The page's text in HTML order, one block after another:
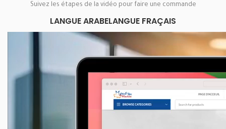
Suivez les étapes de la vidéo pour faire une commande
LANGUE ARABELANGUE FRAÇAIS